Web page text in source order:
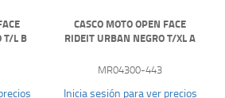
T/L B
CASCO MOTO OPEN FACE
RIDEIT URBAN NEGRO T/XL A
MR04300-443
Inicia sesión para ver precios